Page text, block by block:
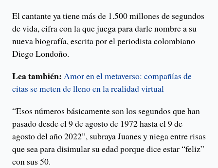
El cantante ya tiene más de 1.500 millones de segundos
de vida, cifra con la que juega para darle nombre a su
nueva biografía, escrita por el periodista colombiano
Diego Londoño.
Lea también: Amor en el metaverso: compañías de
citas se meten de lleno en la realidad virtual
“Esos números básicamente son los segundos que han
pasado desde el 9 de agosto de 1972 hasta el 9 de
agosto del año 2022”, subraya Juanes y niega entre risas
que sea para disimular su edad porque dice estar “feliz”
con sus 50.